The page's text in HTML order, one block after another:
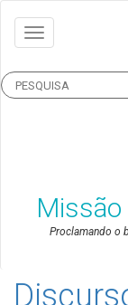
Missão
Proclamando o